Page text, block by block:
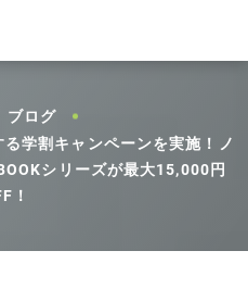
ブログ
学割キャンペーンを実施！ノ
シリーズが最大15,000円
！